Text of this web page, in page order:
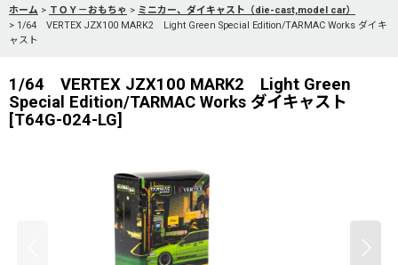
ホーム > ＴＯＹ－おもちゃ > ミニカー、ダイキャスト（die-cast,model car）
> 1/64 VERTEX JZX100 MARK2 Light Green Special Edition/TARMAC Works ダイキ
ャスト
1/64 VERTEX JZX100 MARK2 Light Green
Special Edition/TARMAC Works ダイキャスト
[T64G-024-LG]